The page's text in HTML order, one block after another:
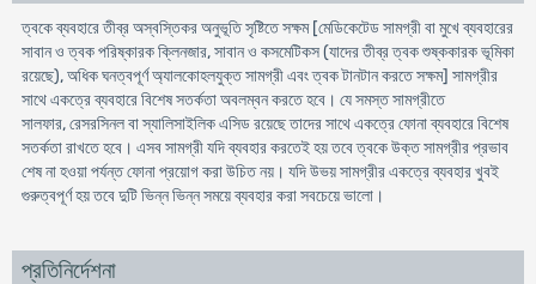
ত্বকে ব্যবহারে তীব্র অস্বস্তিকর অনুভূতি সৃষ্টিতে সক্ষম [মেডিকেটেড সামগ্রী বা মুখে ব্যবহারের
সাবান ও ত্বক পরিষ্কারক ক্লিনজার, সাবান ও কসমেটিকস (যাদের তীব্র ত্বক শুষ্ককারক ভূমিকা
রয়েছে), অধিক ঘনত্বপূর্ণ অ্যালকোহলযুক্ত সামগ্রী এবং ত্বক টানটান করতে সক্ষম] সামগ্রীর
সাথে একত্রে ব্যবহারে বিশেষ সতর্কতা অবলম্বন করতে হবে। যে সমস্ত সামগ্রীতে
সালফার, রেসরসিনল বা স্যালিসাইলিক এসিড রয়েছে তাদের সাথে একত্রে ফোনা ব্যবহারে বিশেষ
সতর্কতা রাখতে হবে। এসব সামগ্রী যদি ব্যবহার করতেই হয় তবে ত্বকে উক্ত সামগ্রীর প্রভাব
শেষ না হওয়া পর্যন্ত ফোনা প্রয়োগ করা উচিত নয়। যদি উভয় সামগ্রীর একত্রে ব্যবহার খুবই
গুরুত্বপূর্ণ হয় তবে দুটি ভিন্ন ভিন্ন সময়ে ব্যবহার করা সবচেয়ে ভালো।
প্রতিনির্দেশনা